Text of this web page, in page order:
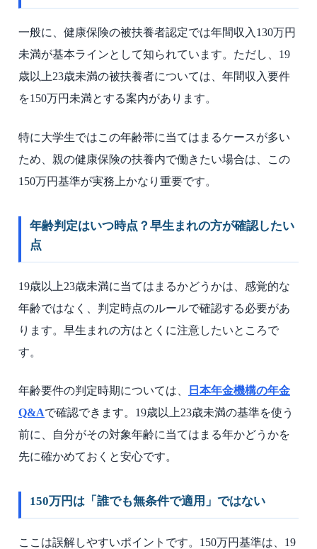
一般に、健康保険の被扶養者認定では年間収入130万円
未満が基本ラインとして知られています。ただし、19
歳以上23歳未満の被扶養者については、年間収入要件
を150万円未満とする案内があります。
特に大学生ではこの年齢帯に当てはまるケースが多い
ため、親の健康保険の扶養内で働きたい場合は、この
150万円基準が実務上かなり重要です。
年齢判定はいつ時点？早生まれの方が確認したい
点
19歳以上23歳未満に当てはまるかどうかは、感覚的な
年齢ではなく、判定時点のルールで確認する必要があ
ります。早生まれの方はとくに注意したいところで
す。
年齢要件の判定時期については、
日本年金機構の年金
Q&Aで確認できます。19歳以上23歳未満の基準を使う
前に、自分がその対象年齢に当てはまる年かどうかを
先に確かめておくと安心です。
150万円は「誰でも無条件で適用」ではない
ここは誤解しやすいポイントです。150万円基準は、19